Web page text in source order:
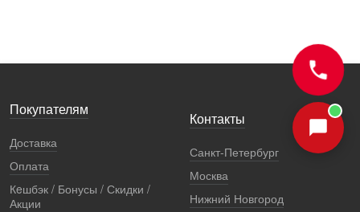
Покупателям
Доставка
Оплата
Кeшбэк / Бонусы / Скидки /
Акции
Контакты
Санкт-Петербург
Москва
Нижний Новгород